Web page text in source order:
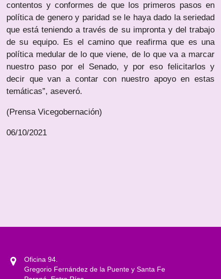
contentos y conformes de que los primeros pasos en
política de genero y paridad se le haya dado la seriedad
que está teniendo a través de su impronta y del trabajo
de su equipo. Es el camino que reafirma que es una
política medular de lo que viene, de lo que va a marcar
nuestro paso por el Senado, y por eso felicitarlos y
decir que van a contar con nuestro apoyo en estas
temáticas”, aseveró.
(Prensa Vicegobernación)
06/10/2021
Oficina 94.
Gregorio Fernández de la Puente y Santa Fe